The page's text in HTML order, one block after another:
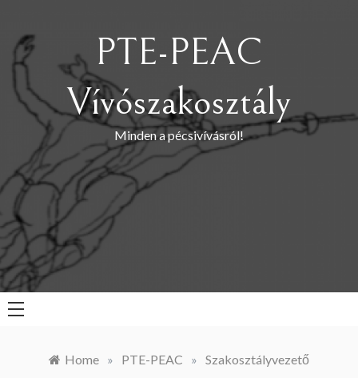
content
PTE-PEAC
Vívószakosztály
Minden a pécsivívásról!
Home » PTE-PEAC » Szakosztályvezető